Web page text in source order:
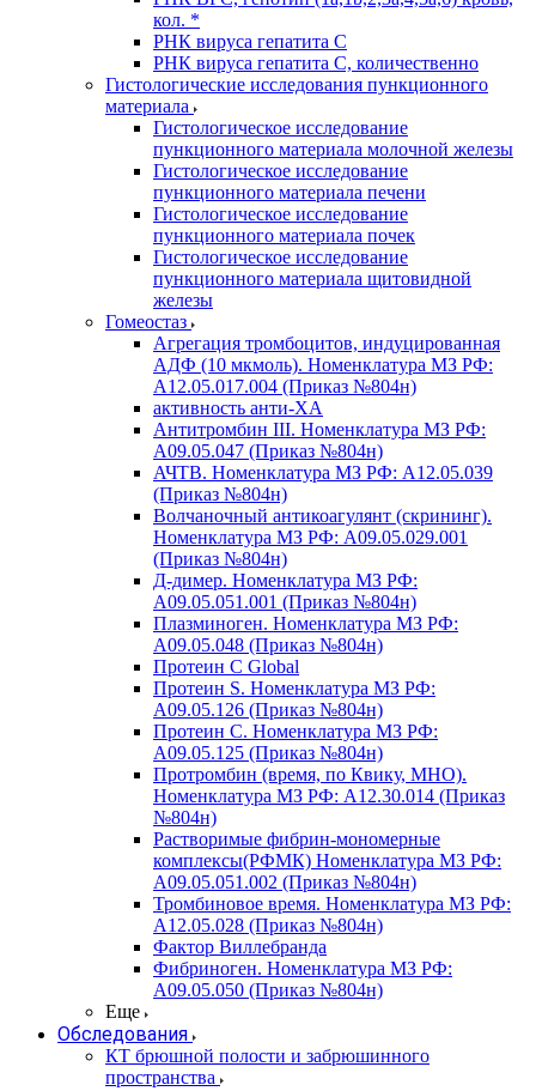
кол. *
РНК вируса гепатита C
РНК вируса гепатита C, количественно
Гистологические исследования пункционного
материала
Гистологическое исследование
пункционного материала молочной железы
Гистологическое исследование
пункционного материала печени
Гистологическое исследование
пункционного материала почек
Гистологическое исследование
пункционного материала щитовидной
железы
Гомеостаз
Агрегация тромбоцитов, индуцированная
АДФ (10 мкмоль). Номенклатура МЗ РФ:
A12.05.017.004 (Приказ №804н)
активность анти-ХА
Антитромбин III. Номенклатура МЗ РФ:
A09.05.047 (Приказ №804н)
АЧТВ. Номенклатура МЗ РФ: A12.05.039
(Приказ №804н)
Волчаночный антикоагулянт (скрининг).
Номенклатура МЗ РФ: A09.05.029.001
(Приказ №804н)
Д-димер. Номенклатура МЗ РФ:
A09.05.051.001 (Приказ №804н)
Плазминоген. Номенклатура МЗ РФ:
A09.05.048 (Приказ №804н)
Протеин C Global
Протеин S. Номенклатура МЗ РФ:
A09.05.126 (Приказ №804н)
Протеин С. Номенклатура МЗ РФ:
A09.05.125 (Приказ №804н)
Протромбин (время, по Квику, МНО).
Номенклатура МЗ РФ: A12.30.014 (Приказ
№804н)
Растворимые фибрин-мономерные
комплексы(РФМК) Номенклатура МЗ РФ:
A09.05.051.002 (Приказ №804н)
Тромбиновое время. Номенклатура МЗ РФ:
A12.05.028 (Приказ №804н)
Фактор Виллебранда
Фибриноген. Номенклатура МЗ РФ:
A09.05.050 (Приказ №804н)
Еще
Обследования
КТ брюшной полости и забрюшинного
пространства